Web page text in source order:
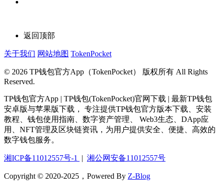
返回顶部
关于我们 网站地图 TokenPocket
© 2026 TP钱包官方App（TokenPocket） 版权所有 All Rights
Reserved.
TP钱包官方App | TP钱包(TokenPocket)官网下载 | 最新TP钱包
安卓版与苹果版下载， 专注提供TP钱包官方版本下载、安装
教程、钱包使用指南、数字资产管理、 Web3生态、DApp应
用、NFT管理及区块链资讯，为用户提供安全、便捷、高效的
数字钱包服务。
湘ICP备11012557号-1 | 湘公网安备11012557号
Copyright © 2020-2025，Powered By Z-Blog